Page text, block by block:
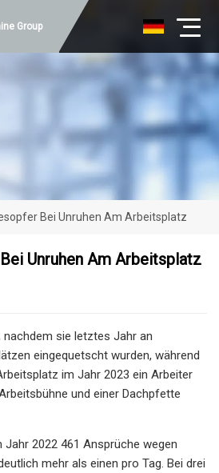
Group
Bei Unruhen Am Arbeitsplatz
Unruhen Am Arbeitsplatz
sie letztes Jahr an
eingequetscht wurden, während
im Jahr 2023 ein Arbeiter
und einer Dachpfette
2022 461 Ansprüche wegen
mehr als einen pro Tag. Bei drei